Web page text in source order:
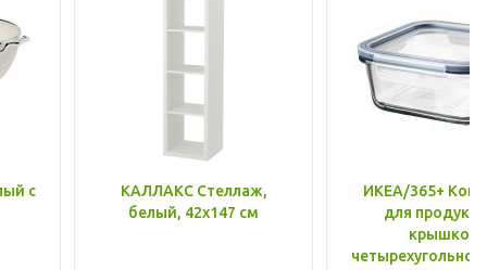
с
КАЛЛАКС Стеллаж,
белый, 42x147 см
ИКЕА/365+
для
крышкой,